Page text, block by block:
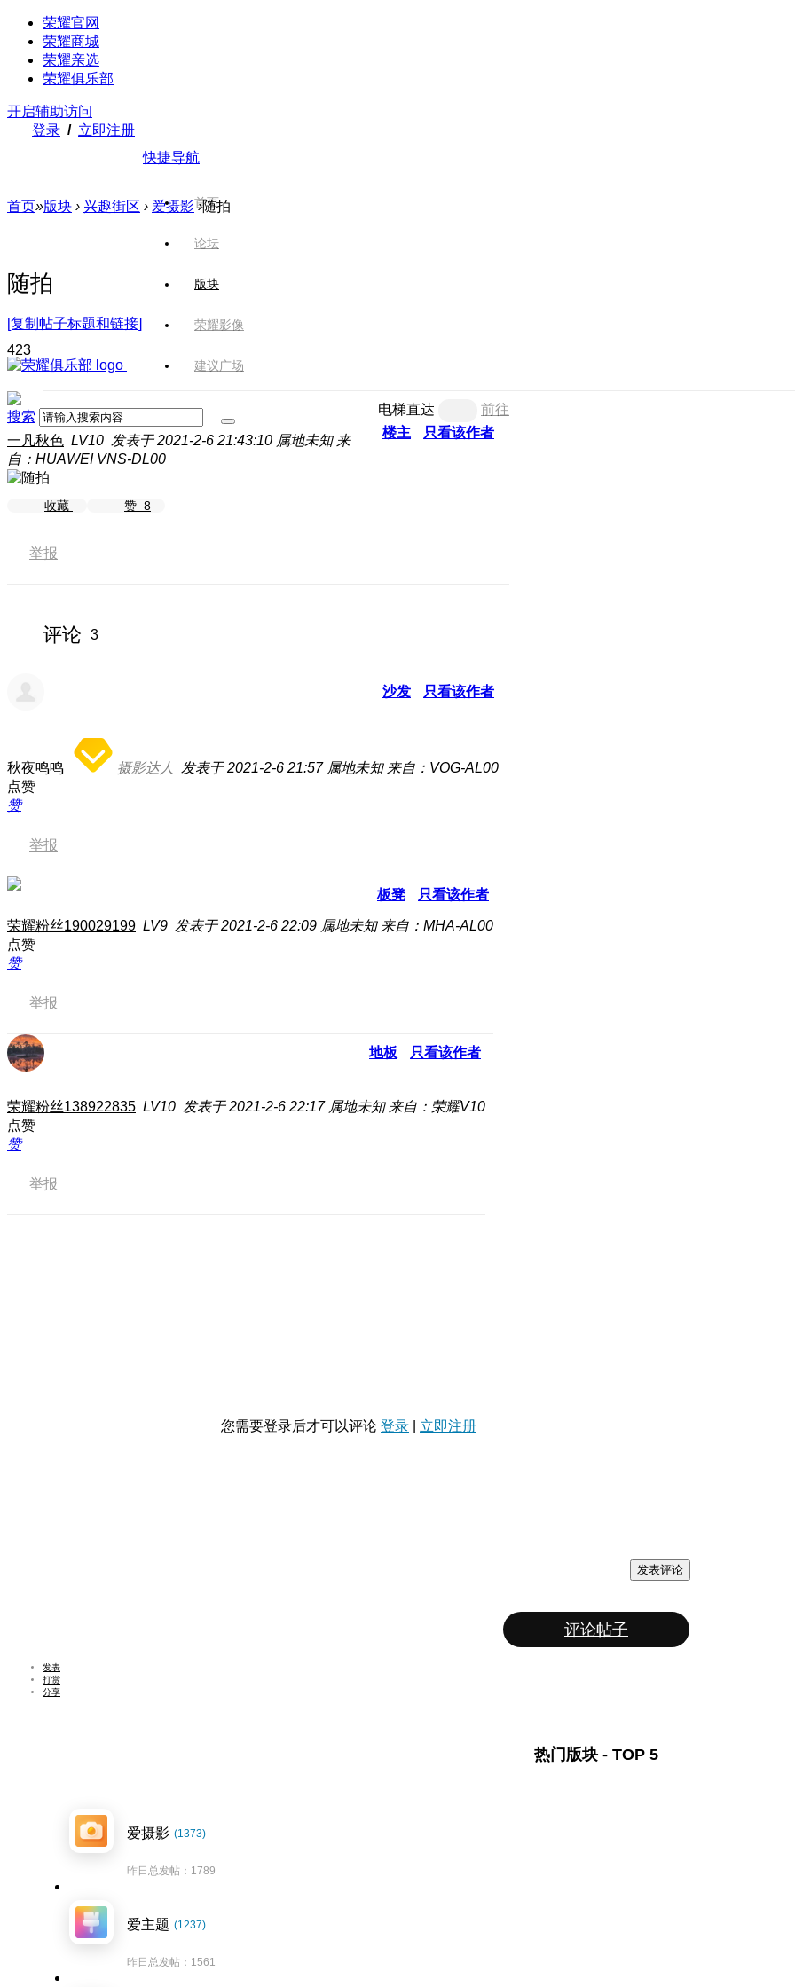
荣耀官网
荣耀商城
荣耀亲选
荣耀俱乐部
开启辅助访问
登录 / 立即注册
快捷导航
首页
论坛
版块
荣耀影像
建议广场
搜索
首页»版块 › 兴趣街区 › 爱摄影 ›随拍
随拍
[复制帖子标题和链接]
423
电梯直达
前往
楼主
只看该作者
一凡秋色 LV10 发表于 2021-2-6 21:43:10 属地未知 来
自：HUAWEI VNS-DL00
收藏 赞 8
举报
评论 3
沙发 只看该作者
秋夜鸣鸣 摄影达人 发表于 2021-2-6 21:57 属地未知 来自：VOG-AL00
点赞
赞
举报
板凳 只看该作者
荣耀粉丝190029199 LV9 发表于 2021-2-6 22:09 属地未知 来自：MHA-AL00
点赞
赞
举报
地板 只看该作者
荣耀粉丝138922835 LV10 发表于 2021-2-6 22:17 属地未知 来自：荣耀V10
点赞
赞
举报
您需要登录后才可以评论 登录 立即注册
发表评论
评论帖子
发表
打赏
分享
热门版块 - TOP 5
爱摄影 (1373)
昨日总发帖：1789
爱主题 (1237)
昨日总发帖：1561